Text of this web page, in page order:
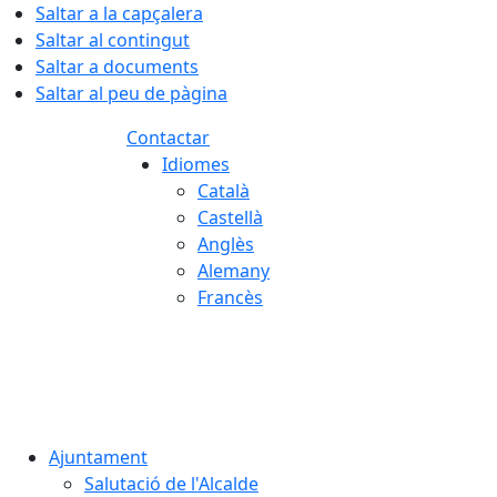
Saltar a la capçalera
Saltar al contingut
Saltar a documents
Saltar al peu de pàgina
Contactar
Idiomes
Català
Castellà
Anglès
Alemany
Francès
Ajuntament
Salutació de l'Alcalde